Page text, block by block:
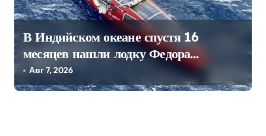
В Индийском океане спустя 16
месяцев нашли лодку Федора
Конюхова
Авг 7, 2026